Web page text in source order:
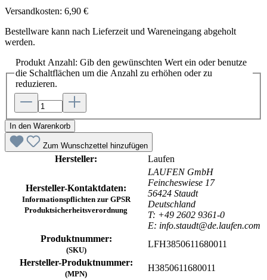
Versandkosten: 6,90 €
Bestellware kann nach Lieferzeit und Wareneingang abgeholt
werden.
Produkt Anzahl: Gib den gewünschten Wert ein oder benutze
die Schaltflächen um die Anzahl zu erhöhen oder zu
reduzieren.
In den Warenkorb
Zum Wunschzettel hinzufügen
Hersteller: Laufen
Hersteller-Kontaktdaten:
Informationspflichten zur GPSR
Produktsicherheitsverordnung
LAUFEN GmbH
Feincheswiese 17
56424 Staudt
Deutschland
T: +49 2602 9361-0
E: info.staudt@de.laufen.com
Produktnummer:
(SKU)
LFH3850611680011
Hersteller-Produktnummer:
(MPN)
H3850611680011